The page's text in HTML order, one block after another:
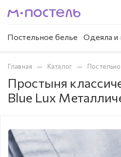
Постельное белье Одеяла
Главная — Каталог —
Простыня
Blue Lux